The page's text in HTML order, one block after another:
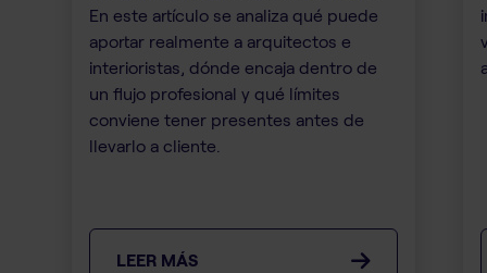
En este artículo se analiza qué puede
aportar realmente a arquitectos e
interioristas, dónde encaja dentro de
un flujo profesional y qué límites
conviene tener presentes antes de
llevarlo a cliente.
LEER MÁS